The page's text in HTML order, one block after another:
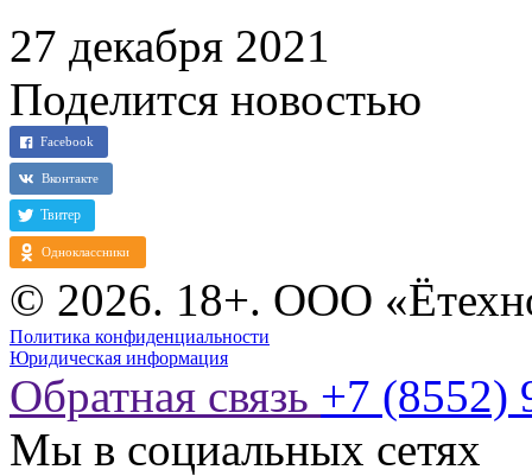
27 декабря 2021
Поделится новостью
© 2026. 18+. ООО
Политика конфиденциальности
Юридическая информация
Обратная связь +7 (8552)
Мы в социальных сетях